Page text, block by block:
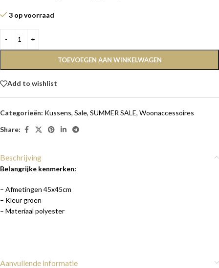
3 op voorraad
TOEVOEGEN AAN WINKELWAGEN
Add to wishlist
Categorieën: Kussens, Sale, SUMMER SALE, Woonaccessoires
Share:
Beschrijving
Belangrijke kenmerken:
– Afmetingen 45x45cm
– Kleur groen
– Materiaal polyester
Aanvullende informatie